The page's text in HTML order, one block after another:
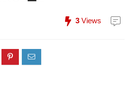
3 Views